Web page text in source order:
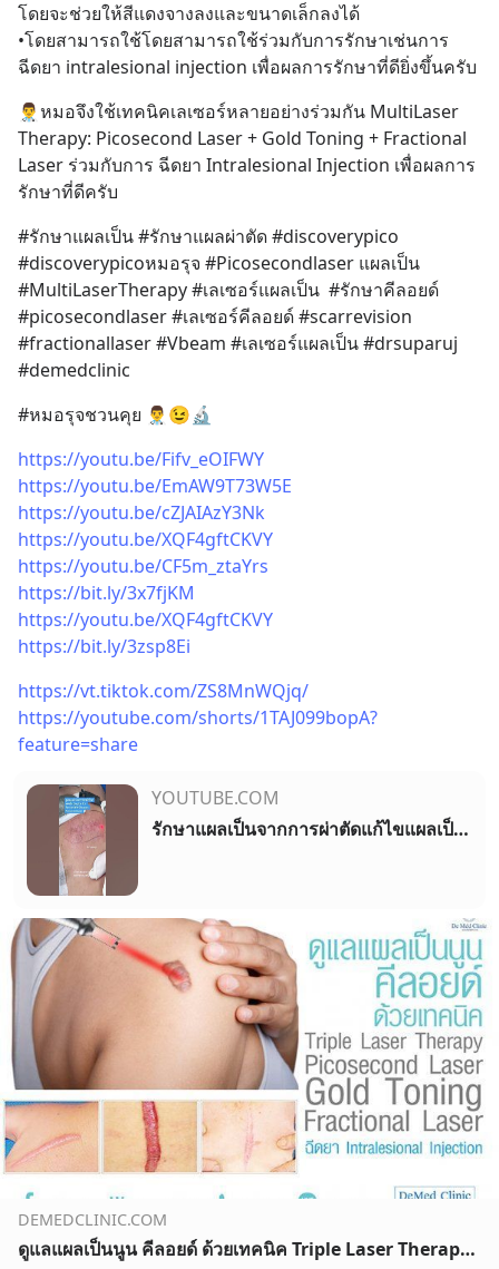
โดยจะช่วยให้สีแดงจางลงและขนาดเล็กลงได้
•โดยสามารถใช้โดยสามารถใช้ร่วมกับการรักษาเช่นการ
ฉีดยา intralesional injection เพื่อผลการรักษาที่ดียิ่งขึ้นครับ
👨‍⚕️หมอจึงใช้เทคนิคเลเซอร์หลายอย่างร่วมกัน MultiLaser
Therapy: Picosecond Laser + Gold Toning + Fractional
Laser ร่วมกับการ ฉีดยา Intralesional Injection เพื่อผลการ
รักษาที่ดีครับ
#รักษาแผลเป็น #รักษาแผลผ่าตัด #discoverypico
#discoverypicoหมอรุจ #Picosecondlaser แผลเป็น
#MultiLaserTherapy #เลเซอร์แผลเป็น  #รักษาคีลอยด์
#picosecondlaser #เลเซอร์คีลอยด์ #scarrevision
#fractionallaser #Vbeam #เลเซอร์แผลเป็น #drsuparuj
#demedclinic
#หมอรุจชวนคุย 👨‍⚕️😉🔬
https://youtu.be/Fifv_eOIFWY
https://youtu.be/EmAW9T73W5E
https://youtu.be/cZJAIAzY3Nk
https://youtu.be/XQF4gftCKVY
https://youtu.be/CF5m_ztaYrs
https://bit.ly/3x7fjKM
https://youtu.be/XQF4gftCKVY
https://bit.ly/3zsp8Ei
https://vt.tiktok.com/ZS8MnWQjq/
https://youtube.com/shorts/1TAJ099bopA?
feature=share
YOUTUBE.COM
รักษาแผลเป็นจากการผ่าตัดแก้ไขแผลเป็น (Surgical Scar Revision) MultiMode Discovery Picosecond Laser
DEMEDCLINIC.COM
ดูแลแผลเป็นนูน คีลอยด์ ด้วยเทคนิค Triple Laser Therapy: Picosecond Laser + Gold Toning + Fractional Laser + ฉีดยา Intralesional Injection - Demedclinic